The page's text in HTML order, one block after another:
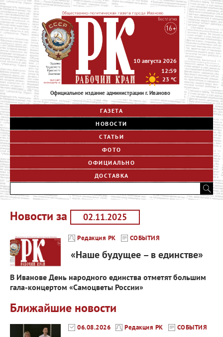
Официальное издание администрации г. Иваново
10 августа 2026
12:59
23 °C
ГАЗЕТА
НОВОСТИ
СТАТЬИ
ФОТО
ОФИЦИАЛЬНО
ДОСТАВКА
Новости за
Редакция РК СОБЫТИЯ
«Наше будущее – в единстве»
В Иванове День народного единства отметят большим
гала-концертом «Самоцветы России»
Ближайшие новости
06.08.2026 Редакция РК СОБЫТИЯ